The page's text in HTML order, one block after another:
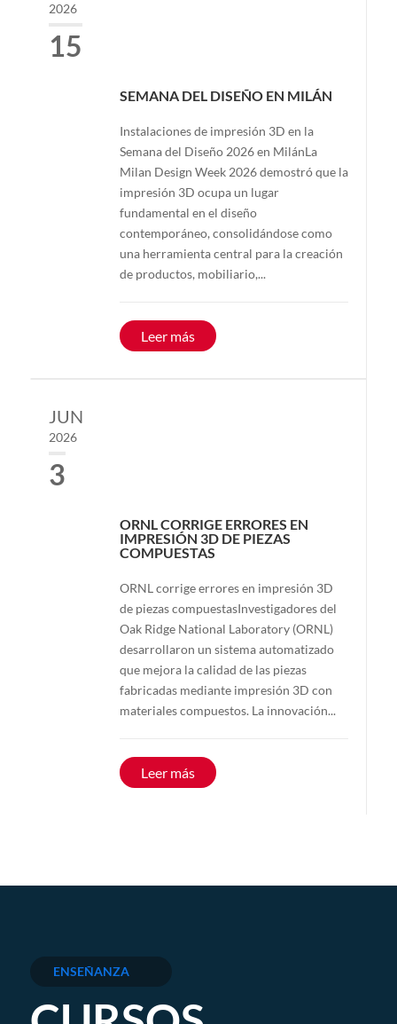
2026
15
SEMANA DEL DISEÑO EN MILÁN
Instalaciones de impresión 3D en la
Semana del Diseño 2026 en MilánLa
Milan Design Week 2026 demostró que la
impresión 3D ocupa un lugar
fundamental en el diseño
contemporáneo, consolidándose como
una herramienta central para la creación
de productos, mobiliario,...
Leer más
JUN
2026
3
ORNL CORRIGE ERRORES EN
IMPRESIÓN 3D DE PIEZAS
COMPUESTAS
ORNL corrige errores en impresión 3D
de piezas compuestasInvestigadores del
Oak Ridge National Laboratory (ORNL)
desarrollaron un sistema automatizado
que mejora la calidad de las piezas
fabricadas mediante impresión 3D con
materiales compuestos. La innovación...
Leer más
ENSEÑANZA